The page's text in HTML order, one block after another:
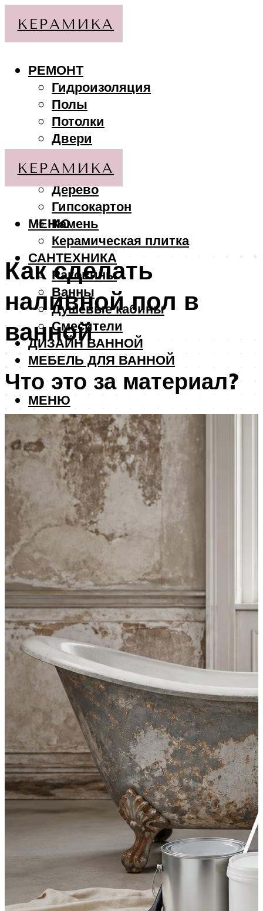
РЕМОНТ
Гидроизоляция
Полы
Потолки
Двери
МАТЕРИАЛЫ
Дерево
Гипсокартон
Камень
Керамическая плитка
САНТЕХНИКА
Раковины
Ванны
Душевые кабины
Смесители
ДИЗАЙН ВАННОЙ
МЕБЕЛЬ ДЛЯ ВАННОЙ
МЕНЮ
МЕНЮ
Как сделать
наливной пол в
ванной
Что это за материал?